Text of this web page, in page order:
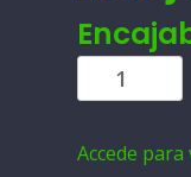
Encajable
formas
cantidad
Accede